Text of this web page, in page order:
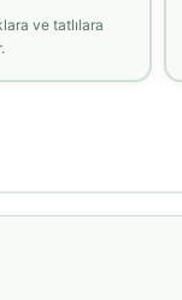
ve tatlılara